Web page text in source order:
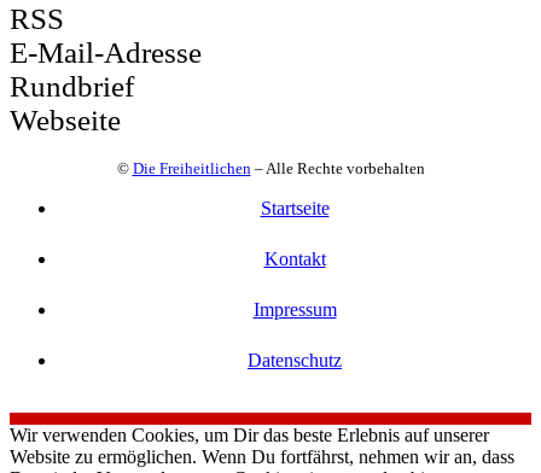
RSS
E-Mail-Adresse
Rundbrief
Webseite
© Die Freiheitlichen– Alle Rechte vorbehalten
Startseite
Kontakt
Impressum
Datenschutz
Wir verwenden Cookies, um Dir das beste Erlebnis auf unserer
Website zu ermöglichen. Wenn Du fortfährst, nehmen wir an, dass